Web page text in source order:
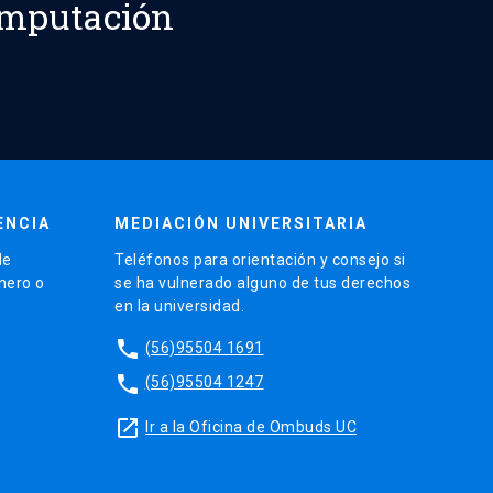
o
MEDIACIÓN UNIVERSITARIA
Teléfonos para orientación y consejo si
se ha vulnerado alguno de tus derechos
en la universidad.
phone (56)95504 1691
phone (56)95504 1247
launch Ir a la Oficina de Ombuds UC